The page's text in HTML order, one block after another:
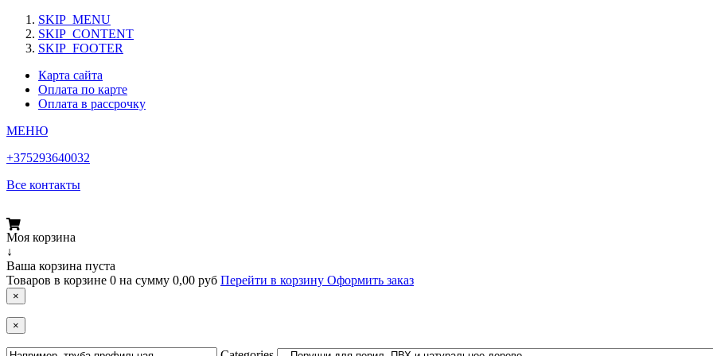
SKIP_MENU
SKIP_CONTENT
SKIP_FOOTER
Карта сайта
Оплата по карте
Оплата в рассрочку
МЕНЮ
+375293640032
Все контакты
Моя корзина
↓
Ваша корзина пуста
Товаров в корзине 0 на сумму 0,00 руб Перейти в корзину Оформить заказ
×
×